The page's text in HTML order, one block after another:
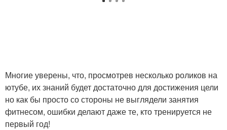
Многие уверены, что, просмотрев несколько роликов на
ютубе, их знаний будет достаточно для достижения цели
но как бы просто со стороны не выглядели занятия
фитнесом, ошибки делают даже те, кто тренируется не
первый год!